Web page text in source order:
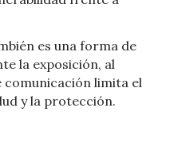
es una forma de
la exposición, al
comunicación limita el
y la protección.